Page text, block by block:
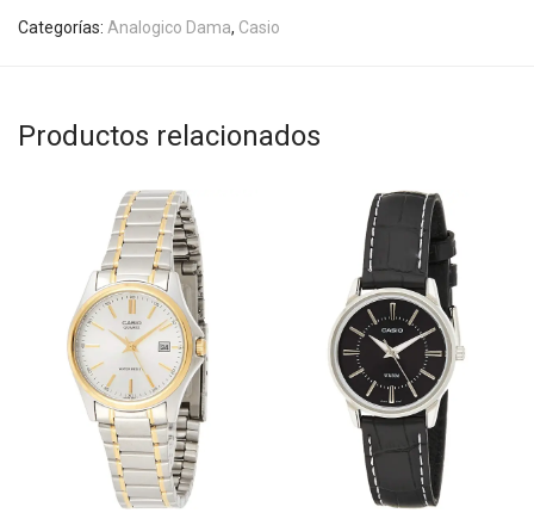
Categorías: Analogico Dama, Casio
Productos relacionados